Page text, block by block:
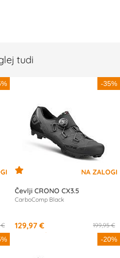
tudi
€
-35%
Čevlji CRONO CX3.5
CarboComp Black
199,95 €
129,97 €
/mesec
-20%